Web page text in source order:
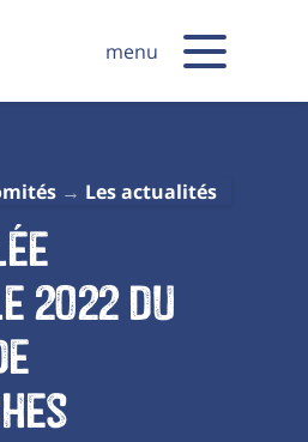
menu
Les actualités
2022 du